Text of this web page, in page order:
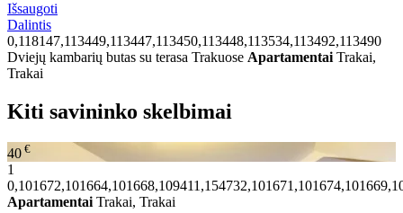
Išsaugoti
Dalintis
0,118147,113449,113447,113450,113448,113534,113492,113490
Dviejų kambarių butas su terasa Trakuose Apartamentai Trakai,
Trakai
Kiti savininko skelbimai
40 €
1
ApartamentaiTrakai, Trakai